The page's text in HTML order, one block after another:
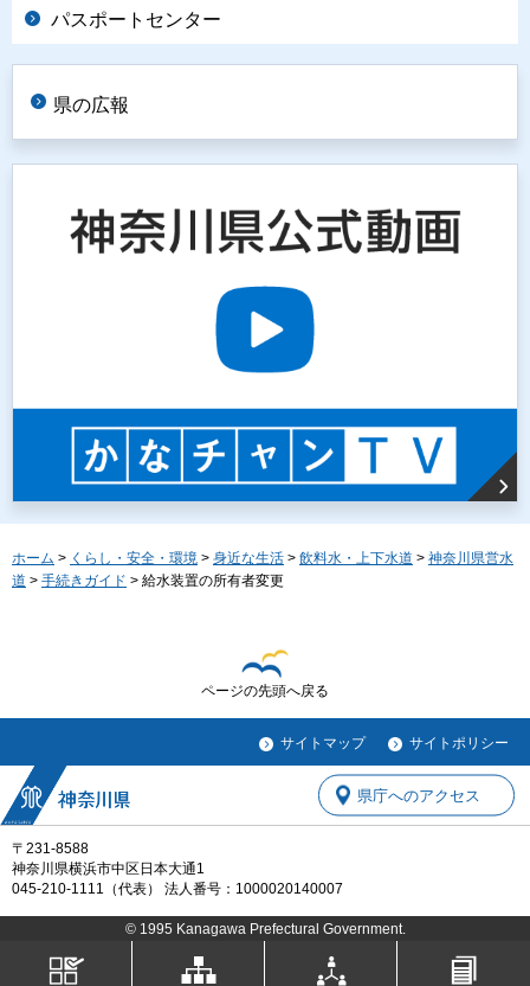
パスポートセンター
県の広報
ホーム > くらし・安全・環境 > 身近な生活 > 飲料水・上下水道 > 神奈川県営水
道 > 手続きガイド > 給水装置の所有者変更
ページの先頭へ戻る
サイトマップ サイトポリシー
〒231-8588
神奈川県横浜市中区日本大通1
045-210-1111（代表） 法人番号：1000020140007
県庁へのアクセス
© 1995 Kanagawa Prefectural Government.